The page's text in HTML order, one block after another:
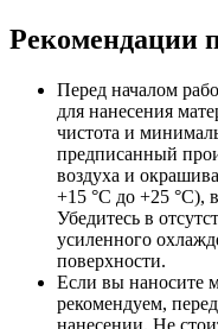
Рекомендации
Перед началом
для нанесения
чистота и
предписанный
воздуха и
+15 °C до +25 °C),
Убедитесь в
усиленного
поверхности.
Если вы наносите
рекомендуем,
нанесении. Не